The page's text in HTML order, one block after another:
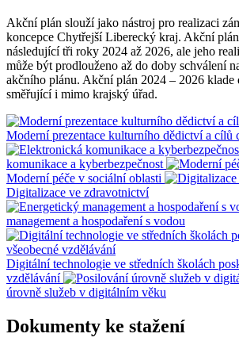
Akční plán slouží jako nástroj pro realizaci
koncepce Chytřejší Liberecký kraj. Akční
následující tři roky 2024 až 2026, ale jeho
může být prodlouženo až do doby schválení
akčního plánu. Akční plán 2024 – 2026 klade
směřující i mimo krajský úřad.
Moderní prezentace kulturního dědictví a cílů
komunikace a kyberbezpečnost
Moderní péče v sociální oblasti
Digitalizace ve zdravotnictví
management a hospodaření s vodou
Digitální technologie ve středních školách
vzdělávání
úrovně služeb v digitálním věku
Dokumenty ke stažení